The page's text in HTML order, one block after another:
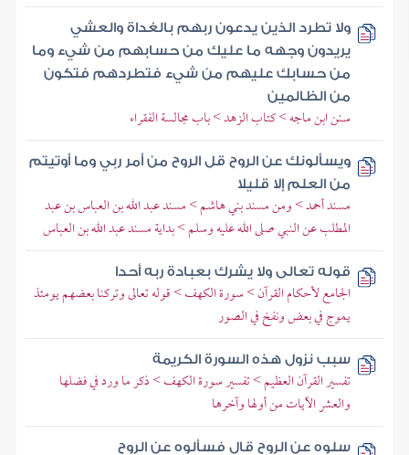
ولا تطرد الذين يدعون ربهم بالغداة والعشي
يريدون وجهه ما عليك من حسابهم من شيء وما
من حسابك عليهم من شيء فتطردهم فتكون
من الظالمين
سنن ابن ماجه > كتاب الزهد > باب مجالسة الفقراء
ويسألونك عن الروح قل الروح من أمر ربي وما أوتيتم
من العلم إلا قليلا
مسند أحمد > ومن مسند بني هاشم > مسند عبد الله بن العباس بن عبد
المطلب عن النبي صلى الله عليه وسلم > بداية مسند عبد الله بن العباس
قوله تعالى ولا يشرك بعبادة ربه أحدا
الجامع لأحكام القرآن > سورة الكهف > قوله تعالى وتركنا بعضهم يومئذ
يموج في بعض ونفخ في الصور
سبب نزول هذه السورة الكريمة
تفسير القرآن العظيم > تفسير سورة الكهف > ذكر ما ورد في فضلها
والعشر الآيات من أولها وآخرها
سلوه عن الروح قال فسألوه عن الروح